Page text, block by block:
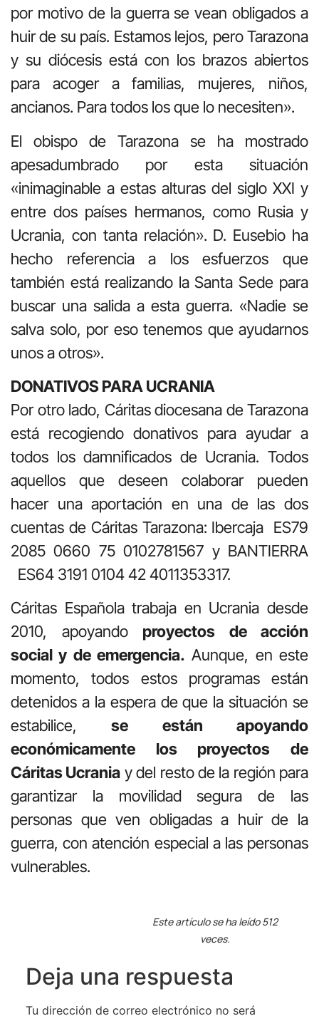
por motivo de la guerra se vean obligados a
huir de su país. Estamos lejos, pero Tarazona
y su diócesis está con los brazos abiertos
para acoger a familias, mujeres, niños,
ancianos. Para todos los que lo necesiten».
El obispo de Tarazona se ha mostrado
apesadumbrado por esta situación
«inimaginable a estas alturas del siglo XXI y
entre dos países hermanos, como Rusia y
Ucrania, con tanta relación». D. Eusebio ha
hecho referencia a los esfuerzos que
también está realizando la Santa Sede para
buscar una salida a esta guerra. «Nadie se
salva solo, por eso tenemos que ayudarnos
unos a otros».
DONATIVOS PARA UCRANIA
Por otro lado, Cáritas diocesana de Tarazona
está recogiendo donativos para ayudar a
todos los damnificados de Ucrania. Todos
aquellos que deseen colaborar pueden
hacer una aportación en una de las dos
cuentas de Cáritas Tarazona: Ibercaja ES79
2085 0660 75 0102781567 y BANTIERRA
ES64 3191 0104 42 4011353317.
Cáritas Española trabaja en Ucrania desde
2010, apoyando proyectos de acción
social y de emergencia. Aunque, en este
momento, todos estos programas están
detenidos a la espera de que la situación se
estabilice,se están apoyando
económicamente los proyectos de
Cáritas Ucrania y del resto de la región para
garantizar la movilidad segura de las
personas que ven obligadas a huir de la
guerra, con atención especial a las personas
vulnerables.
Este artículo se ha leído 512
veces.
Deja una respuesta
Tu dirección de correo electrónico no será